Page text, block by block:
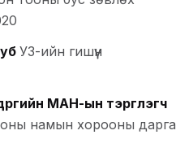
УЗ-ийн гишүүн
МАН-ын тэргүүлэгч
намын хорооны дарга